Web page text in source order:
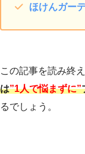
ほけんガー
この記事を読み終
は”1人で悩まずに”
るでしょう。